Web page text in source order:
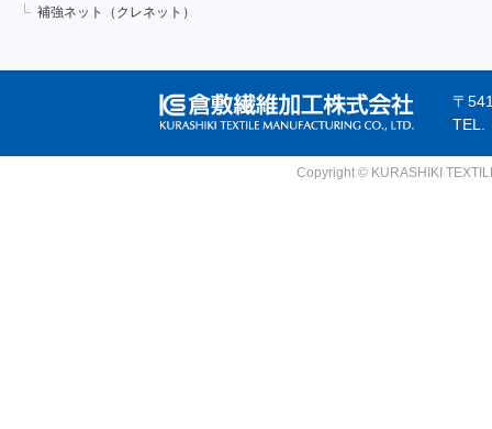
補強ネット（クレネット）
〒
TEL.
Copyright © KURASHIKI